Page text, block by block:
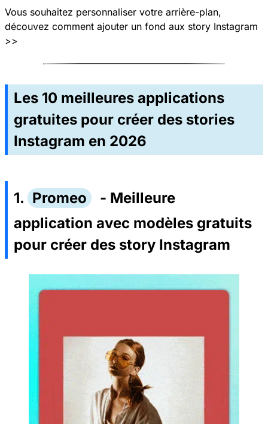
Vous souhaitez personnaliser votre arrière-plan,
découvez comment ajouter un fond aux story Instagram
>>
Les 10 meilleures applications
gratuites pour créer des stories
Instagram en 2026
1. Promeo
- Meilleure
application avec modèles gratuits
pour créer des story Instagram